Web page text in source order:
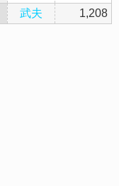
武夫 1,208